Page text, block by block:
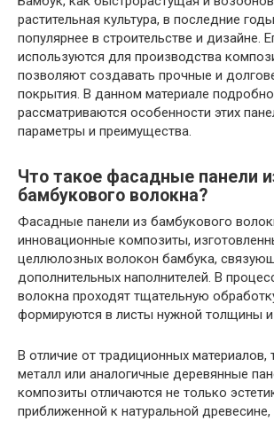
растительная культура, в последние
популярнее в строительстве и дизайне.
используются для производства
позволяют создавать прочные и
покрытия. В данном материале подробно
рассматриваются особенности этих
параметры и преимущества.
Что такое фасадные панели
бамбукового волокна?
Фасадные панели из бамбукового
инновационные композиты,
целлюлозных волокон бамбука,
дополнительных наполнителей. В
волокна проходят тщательную
формируются в листы нужной толщины
В отличие от традиционных материалов,
металл или аналогичные деревянные
композиты отличаются не только
приближенной к натуральной древесине,